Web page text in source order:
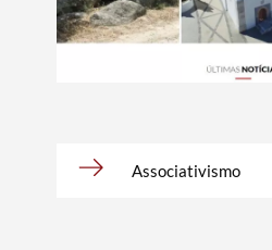
Termo de Pesquisa
Associativismo